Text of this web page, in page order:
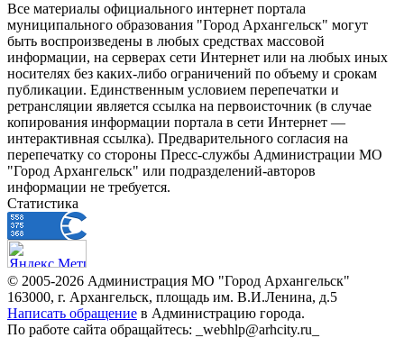
Все материалы официального интернет портала
муниципального образования "Город Архангельск" могут
быть воспроизведены в любых средствах массовой
информации, на серверах сети Интернет или на любых иных
носителях без каких-либо ограничений по объему и срокам
публикации. Единственным условием перепечатки и
ретрансляции является ссылка на первоисточник (в случае
копирования информации портала в сети Интернет —
интерактивная ссылка). Предварительного согласия на
перепечатку со стороны Пресс-службы Администрации МО
"Город Архангельск" или подразделений-авторов
информации не требуется.
Статистика
© 2005-2026 Администрация МО "Город Архангельск"
163000, г. Архангельск, площадь им. В.И.Ленина, д.5
Написать обращение в Администрацию города.
По работе сайта обращайтесь: _webhlp@arhcity.ru_